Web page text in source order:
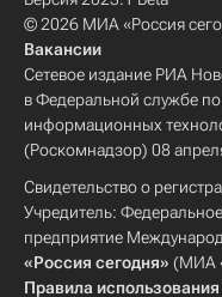
© 2026 МИА «Россия
Вакансии
Сетевое издание РИА
в Федеральной службе
информационных
(Роскомнадзор) 08
Свидетельство о
Учредитель:
предприятие
«Россия сегодня» (МИА
Правила